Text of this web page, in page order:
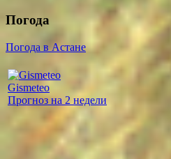
Погода
Погода в Астане
Gismeteo
Прогноз на 2 недели